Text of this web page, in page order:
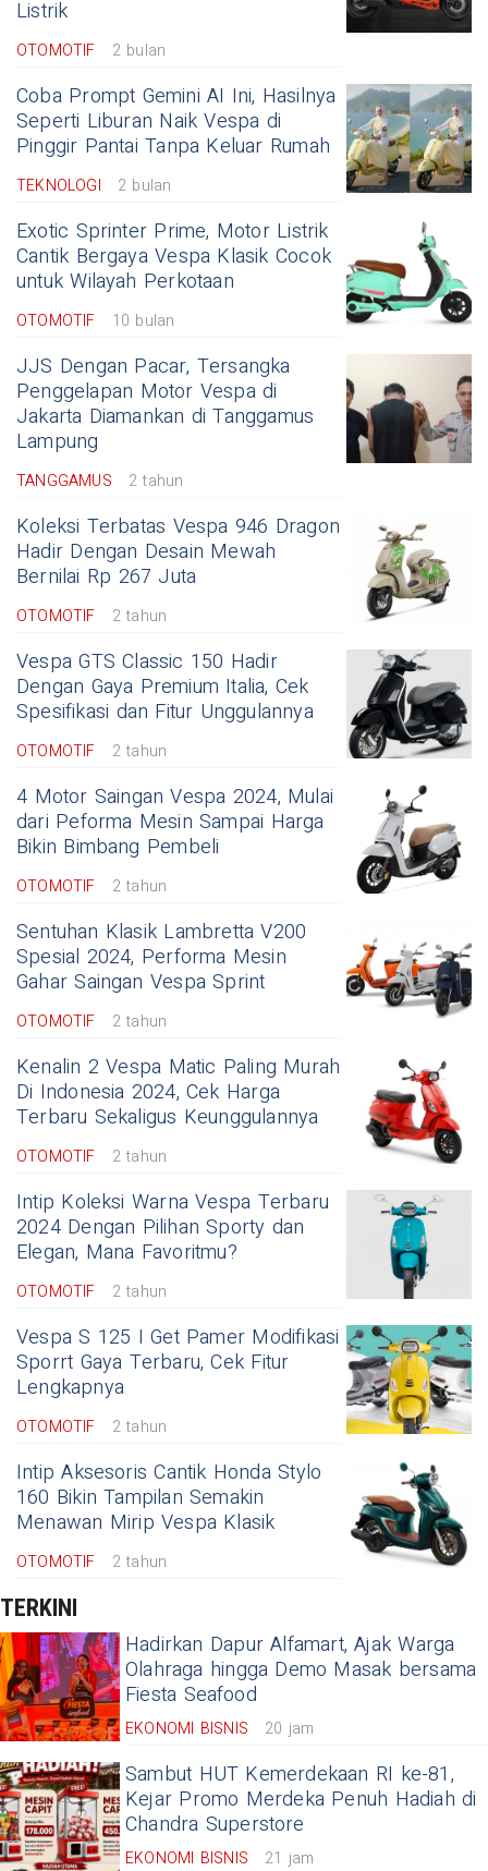
Listrik
OTOMOTIF 2 bulan
Coba Prompt Gemini AI Ini, Hasilnya
Seperti Liburan Naik Vespa di
Pinggir Pantai Tanpa Keluar Rumah
TEKNOLOGI 2 bulan
Exotic Sprinter Prime, Motor Listrik
Cantik Bergaya Vespa Klasik Cocok
untuk Wilayah Perkotaan
OTOMOTIF 10 bulan
JJS Dengan Pacar, Tersangka
Penggelapan Motor Vespa di
Jakarta Diamankan di Tanggamus
Lampung
TANGGAMUS 2 tahun
Koleksi Terbatas Vespa 946 Dragon
Hadir Dengan Desain Mewah
Bernilai Rp 267 Juta
OTOMOTIF 2 tahun
Vespa GTS Classic 150 Hadir
Dengan Gaya Premium Italia, Cek
Spesifikasi dan Fitur Unggulannya
OTOMOTIF 2 tahun
4 Motor Saingan Vespa 2024, Mulai
dari Peforma Mesin Sampai Harga
Bikin Bimbang Pembeli
OTOMOTIF 2 tahun
Sentuhan Klasik Lambretta V200
Spesial 2024, Performa Mesin
Gahar Saingan Vespa Sprint
OTOMOTIF 2 tahun
Kenalin 2 Vespa Matic Paling Murah
Di Indonesia 2024, Cek Harga
Terbaru Sekaligus Keunggulannya
OTOMOTIF 2 tahun
Intip Koleksi Warna Vespa Terbaru
2024 Dengan Pilihan Sporty dan
Elegan, Mana Favoritmu?
OTOMOTIF 2 tahun
Vespa S 125 I Get Pamer Modifikasi
Sporrt Gaya Terbaru, Cek Fitur
Lengkapnya
OTOMOTIF 2 tahun
Intip Aksesoris Cantik Honda Stylo
160 Bikin Tampilan Semakin
Menawan Mirip Vespa Klasik
OTOMOTIF 2 tahun
TERKINI
Hadirkan Dapur Alfamart, Ajak Warga
Olahraga hingga Demo Masak bersama
Fiesta Seafood
EKONOMI BISNIS 20 jam
Sambut HUT Kemerdekaan RI ke-81,
Kejar Promo Merdeka Penuh Hadiah di
Chandra Superstore
EKONOMI BISNIS 21 jam